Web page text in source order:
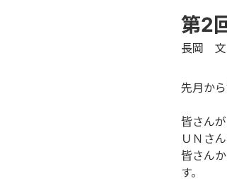
第2
長岡 文
先月か
皆さん
ＵＮさ
皆さん
す。